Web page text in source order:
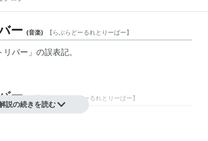
ー (音楽) 【 らぶらどーるれとりーばー】
リバー 」の誤表記。
ー らぶらどーるれとりーばー 】
説の続きを読む